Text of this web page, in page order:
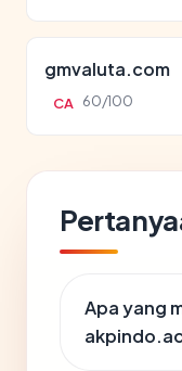
gmvaluta.com
CA 60/100
Apa yang